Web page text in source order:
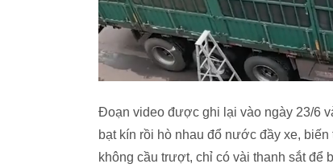
Đoạn video được ghi lại vào ngày 23/6
bạt kín rồi hò nhau đổ nước đầy xe,
không cầu trượt, chỉ có vài thanh sắt để